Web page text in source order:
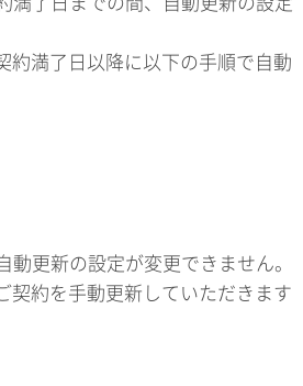
約満了日以降に以下の手順で自動
更新の設定が変更できません。
契約を手動更新していただきます